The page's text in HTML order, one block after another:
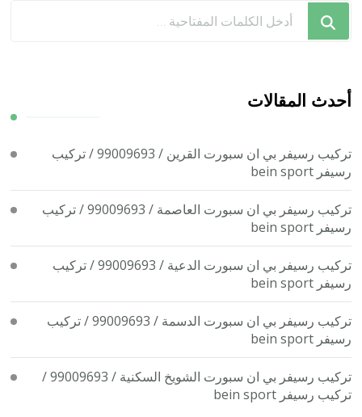
هل
تبحث
ما؟
أحدث المقالات
تركيب رسيفر بي ان سبورت القرين / 99009693 / تركيب
رسيفر bein sport
تركيب رسيفر بي ان سبورت العاصمة / 99009693 / تركيب
رسيفر bein sport
تركيب رسيفر بي ان سبورت الدعية / 99009693 / تركيب
رسيفر bein sport
تركيب رسيفر بي ان سبورت الدسمة / 99009693 / تركيب
رسيفر bein sport
تركيب رسيفر بي ان سبورت الشويخ السكنية / 99009693 /
تركيب رسيفر bein sport